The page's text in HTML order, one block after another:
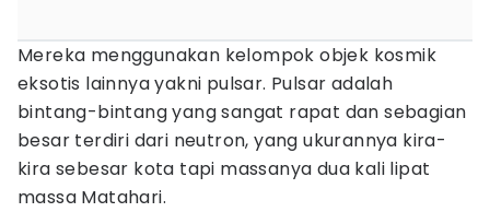
Mereka menggunakan kelompok objek kosmik
eksotis lainnya yakni pulsar. Pulsar adalah
bintang-bintang yang sangat rapat dan sebagian
besar terdiri dari neutron, yang ukurannya kira-
kira sebesar kota tapi massanya dua kali lipat
massa Matahari.